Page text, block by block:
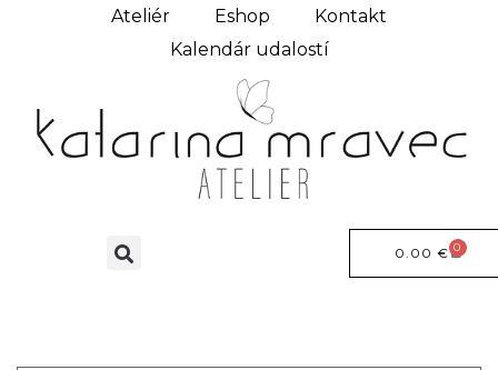
Ateliér Eshop
Kontakt
Kalendár udalostí
0.00 € 0